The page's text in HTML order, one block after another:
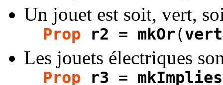
Un jouet est soit, vert,
Prop r2 = mkOr(vert
Les jouets électriques
Prop r3 = mkImplies